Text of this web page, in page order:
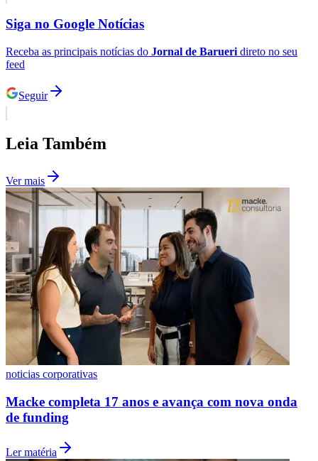
Juventude
Siga no Google Notícias
Receba as principais notícias do Jornal de Barueri direto no seu
feed
Seguir
Leia Também
Ver mais
noticias corporativas
Macke completa 17 anos e avança com nova onda
de funding
Ler matéria